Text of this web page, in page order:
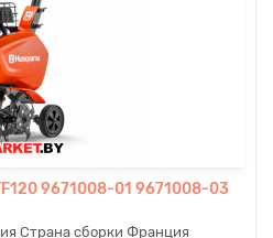
9671008-01 9671008-03
Страна сборки Франция